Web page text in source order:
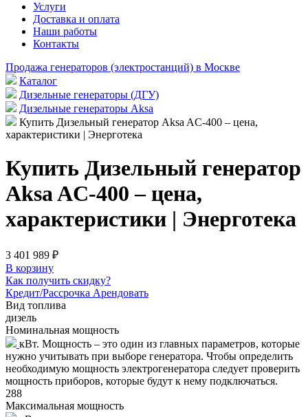
Услуги
Доставка и оплата
Наши работы
Контакты
Продажа генераторов (электростанций) в Москве
Каталог
Дизельные генераторы (ДГУ)
Дизельные генераторы Aksa
Купить Дизельный генератор Aksa AC-400 – цена,
характеристики | Энерготека
Купить Дизельный генератор
Aksa AC-400 – цена,
характеристики | Энерготека
3 401 989 ₽
В корзину
Как получить скидку?
Кредит/Рассрочка Арендовать
Вид топлива
дизель
Номинальная мощность
кВт. Мощность – это один из главных параметров, которые
нужно учитывать при выборе генератора. Чтобы определить
необходимую мощность электрогенератора следует проверить
мощность приборов, которые будут к нему подключаться.
288
Максимальная мощность